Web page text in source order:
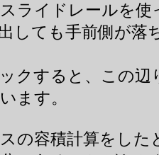
ライドレールを使
しても手前側が落
クすると、この辺
ます。
の容積計算をした